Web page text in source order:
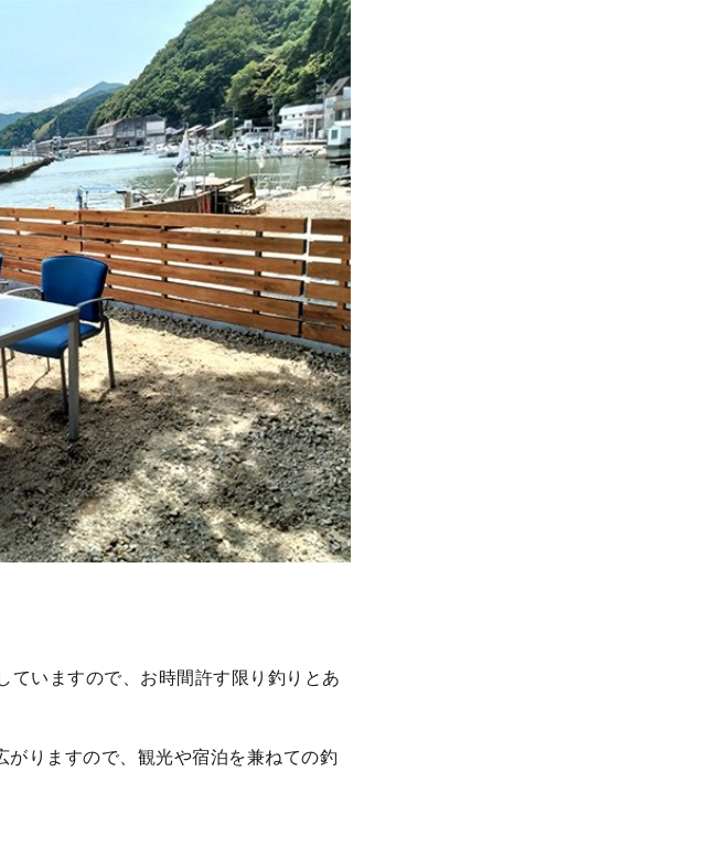
ていますので、お時間許す限り釣りとあ
がりますので、観光や宿泊を兼ねての釣